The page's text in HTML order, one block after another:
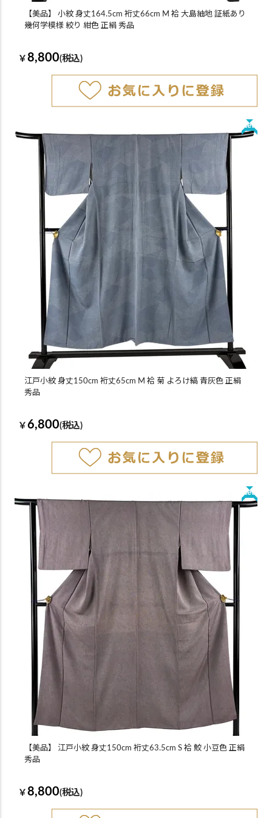
【美品】 小紋 身丈164.5cm 裄丈66cm M 袷 大島紬地 証紙あり
幾何学模様 絞り 紺色 正絹 秀品
￥ 8,800(税込)
New
江戸小紋 身丈150cm 裄丈65cm M 袷 菊 よろけ縞 青灰色 正絹
秀品
￥ 6,800(税込)
New
【美品】 江戸小紋 身丈150cm 裄丈63.5cm S 袷 鮫 小豆色 正絹
秀品
￥ 8,800(税込)